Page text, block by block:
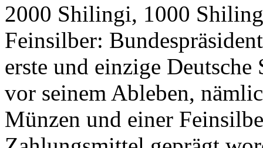
2000 Shilingi, 1000
Feinsilber:
erste und einzige Deutsche
vor seinem Ableben,
Münzen und einer